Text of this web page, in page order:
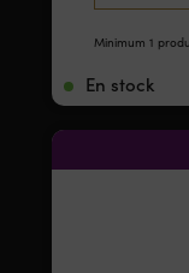
Minimum 1
En stock